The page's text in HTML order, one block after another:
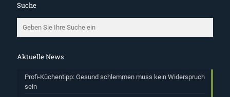
Suche
Aktuelle News
Profi-Küchentipp: Gesund schlemmen muss kein Widerspruch
sein